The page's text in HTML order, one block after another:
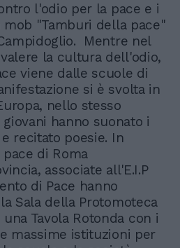
l'odio per la pace e i
"Tamburi della pace"
Mentre nel
la cultura dell'odio,
viene dalle scuole di
si è svolta in
nello stesso
hanno suonato i
recitato poesie. In
di Roma
associate all'E.I.P
di Pace hanno
Sala della Protomoteca
Tavola Rotonda con i
massime istituzioni per